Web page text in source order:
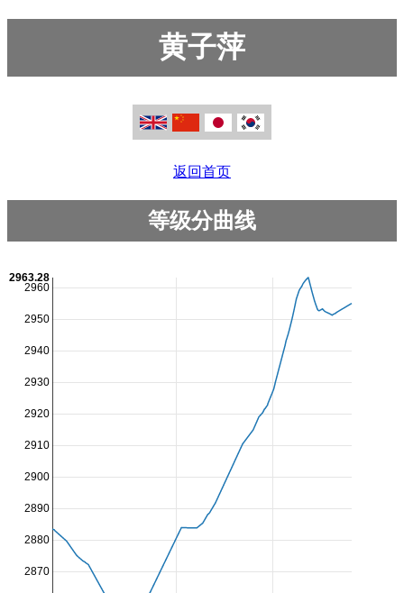
黄子萍
返回首页
等级分曲线
2870
2880
2890
2900
2910
2920
2930
2940
2950
2960
2963.28